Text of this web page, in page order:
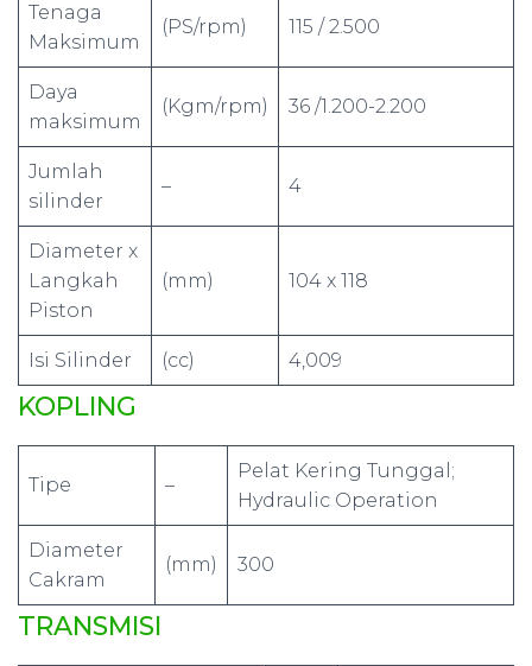
Tenaga
Maksimum
(PS/rpm) 115 / 2.500
Daya
maksimum
(Kgm/rpm) 36 /1.200-2.200
Jumlah
silinder
– 4
Diameter x
Langkah
Piston
(mm) 104 x 118
Isi Silinder (cc) 4,009
KOPLING
Tipe –
Pelat Kering Tunggal;
Hydraulic Operation
Diameter
Cakram
(mm) 300
TRANSMISI